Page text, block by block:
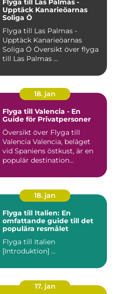
Upptäck Kanarieöarnas
Soliga Ö
Flyga till Las Palmas -
Upptäck Kanarieöarnas
Soliga Ö Översikt över flyga
till Las Palmas ...
18. jan
Flyga till Valencia - En
Guide för Privatpersoner
Översikt över Flyga till
Valencia Valencia, beläget
vid Spaniens östkust, är en
populär destination...
18. jan
Flyga till Italien: En
omfattande guide till det
populära resmålet
Flyga till Italien
[Introduktion] ...
17. jan